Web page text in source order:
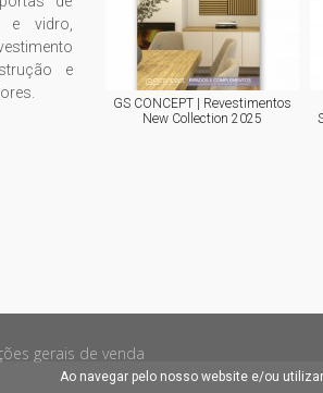
e vidro,
e
GS CONCEPT | Revestimentos
New Collection 2025
gerais de venda
Ao navegar pelo nosso website e/ou